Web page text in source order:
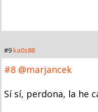
#9ka0s88
#8 @marjancek
Sí sí, perdona, la he